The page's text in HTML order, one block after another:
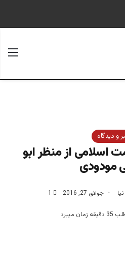
و دیدگاه
اسلامی از منظر ابو
مودودی
جولای 27, 2016 1
میبرد